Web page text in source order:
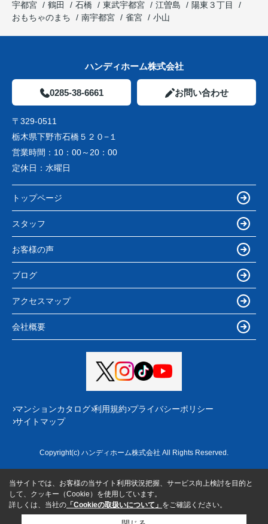
宇都宮
鶴田 石橋 東武宇都宮 江曽島
陽東３丁目
おもちゃのまち
南宇都宮 雀宮 小山
ハンディホーム株式会社
0285-38-6661 お問い合わせ
〒329-0511
栃木県下野市石橋５２０−１
営業時間： 10：00～20：00
定休日： 水曜日
トップページ
スタッフ
お客様の声
ブログ
アクセスマップ
会社概要
マンションカタログ 利用規約 プライバシーポリシー
サイトマップ
Copyright(c) ハンディホーム株式会社 All Rights Reserved.
当サイトでは、お客様の当サイト利用状況把握、サービス向上検討を目的と
して、クッキー（Cookie）を使用しています。
詳しくは、当社の 「Cookieの取扱いについて」 をご確認ください。